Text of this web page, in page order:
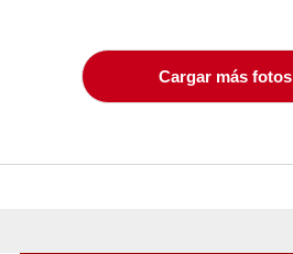
Cargar más fotos